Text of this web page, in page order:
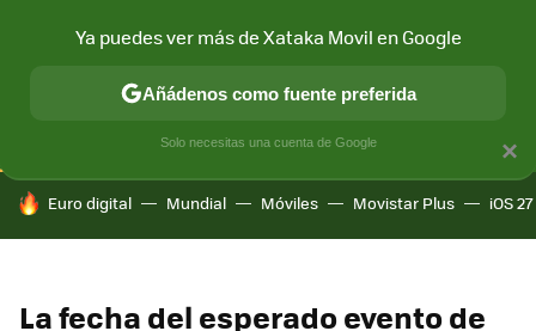
CONECTIVIDAD MÓVIL Y SOCIEDAD APLICACIONES
HOY SE HABLA DE
Euro digital Mundial Móviles Movistar Plus iOS 27
La fecha del esperado evento de
×
Ya puedes ver más de Xataka Movil en Google
Añádenos como fuente preferida
Solo necesitas una cuenta de Google